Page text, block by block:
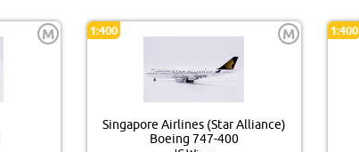
M 1:400 M
Singapore Airlines (Star Alliance)
Boeing 747-400
1:400